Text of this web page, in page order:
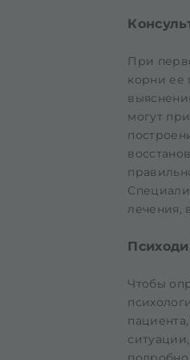
При
корни ее
могут
лечения,
Чтобы